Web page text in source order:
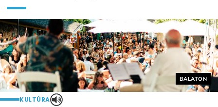
Helyszín
BALATON
KULTÚRA